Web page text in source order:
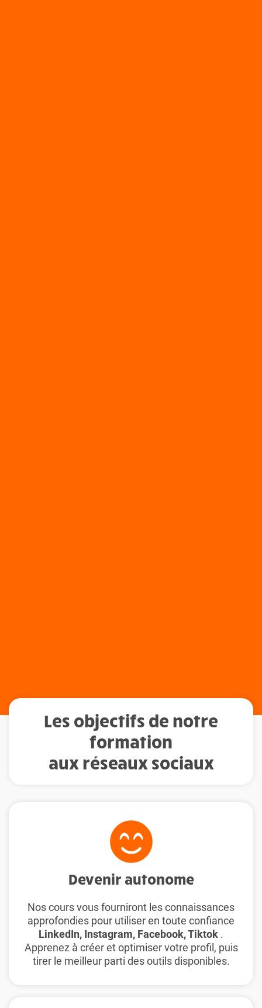
Les objectifs de notre
formation
aux réseaux sociaux
Devenir autonome
Nos cours vous fourniront les connaissances
approfondies pour utiliser en toute confiance
LinkedIn, Instagram, Facebook, Tiktok .
Apprenez à créer et optimiser votre profil, puis
tirer le meilleur parti des outils disponibles.